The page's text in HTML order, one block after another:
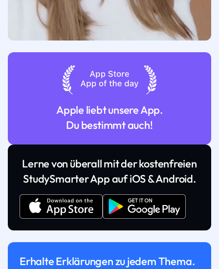
Apple liebt unsere App.
Du bestimmt auch!
Lerne von überall mit der kostenfreien
StudySmarter App auf iOS & Android.
Erhalte Erklärungen zu jedem Thema.